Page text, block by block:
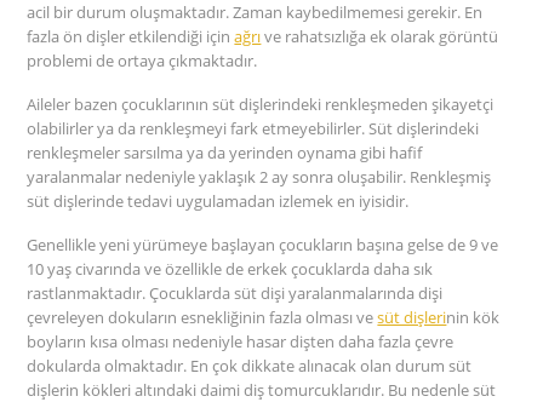
acil bir durum oluşmaktadır. Zaman kaybedilmemesi gerekir. En
fazla ön dişler etkilendiği içinağrıve rahatsızlığa ek olarak görüntü
problemi de ortaya çıkmaktadır.
Aileler bazen çocuklarının süt dişlerindeki renkleşmeden şikayetçi
olabilirler ya da renkleşmeyi fark etmeyebilirler. Süt dişlerindeki
renkleşmeler sarsılma ya da yerinden oynama gibi hafif
yaralanmalar nedeniyle yaklaşık 2 ay sonra oluşabilir. Renkleşmiş
süt dişlerinde tedavi uygulamadan izlemek en iyisidir.
Genellikle yeni yürümeye başlayan çocukların başına gelse de 9 ve
10 yaş civarında ve özellikle de erkek çocuklarda daha sık
rastlanmaktadır. Çocuklarda süt dişi yaralanmalarında dişi
çevreleyen dokuların esnekliğinin fazla olması vesüt dişlerinin kök
boyların kısa olması nedeniyle hasar dişten daha fazla çevre
dokularda olmaktadır. En çok dikkate alınacak olan durum süt
dişlerin kökleri altındaki daimi diş tomurcuklarıdır. Bu nedenle süt